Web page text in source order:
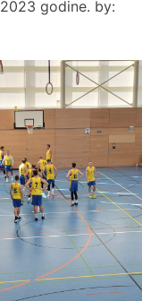
godine. by: